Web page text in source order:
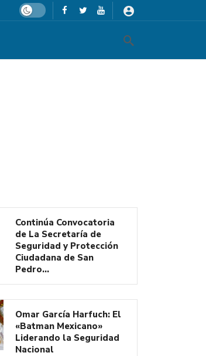
Dark mode
Continúa Convocatoria
de La Secretaría de
Seguridad y Protección
Ciudadana de San
Pedro…
Omar García Harfuch: El
«Batman Mexicano»
Liderando la Seguridad
Nacional